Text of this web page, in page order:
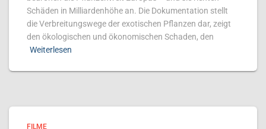
Schäden in Milliardenhöhe an. Die Dokumentation stellt
die Verbreitungswege der exotischen Pflanzen dar, zeigt
den ökologischen und ökonomischen Schaden, den
Weiterlesen
FILME